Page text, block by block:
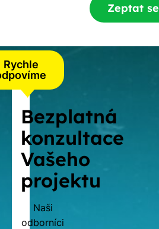
Zeptat se
Rychle
Bezplatná
konzultace
Vašeho
projektu
Naši
odborníci